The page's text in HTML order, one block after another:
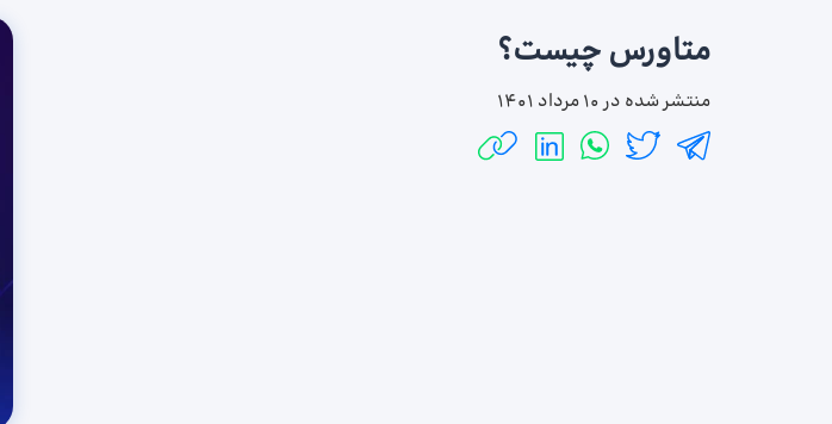
متاورس چیست؟
منتشر شده در10 مرداد 1401